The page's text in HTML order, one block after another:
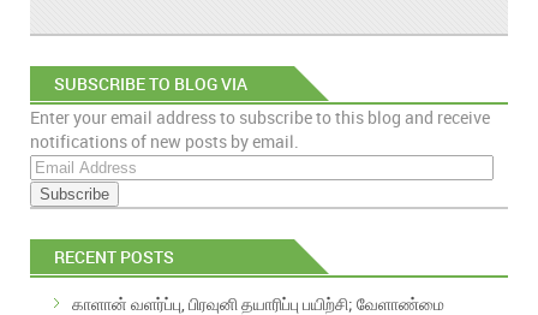
SUBSCRIBE TO BLOG VIA
EMAIL
Enter your email address to subscribe to this blog and receive
notifications of new posts by email.
E
m
a
i
A
RECENT POSTS
காளான் வளர்ப்பு, பிரவுனி தயாரிப்பு பயிற்சி; வேளாண்மை